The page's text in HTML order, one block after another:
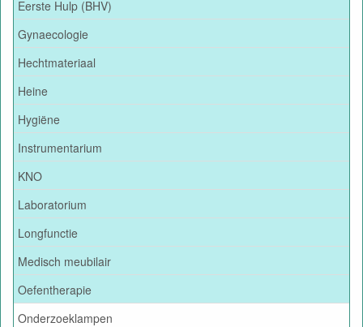
Eerste Hulp (BHV)
Gynaecologie
Hechtmateriaal
Heine
Hygiëne
Instrumentarium
KNO
Laboratorium
Longfunctie
Medisch meubilair
Oefentherapie
Onderzoeklampen